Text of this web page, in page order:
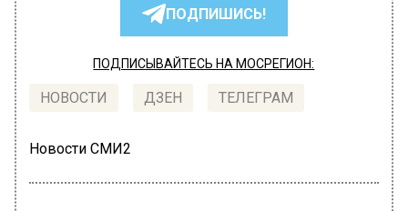
ПОДПИШИСЬ!
ПОДПИСЫВАЙТЕСЬ НА МОСРЕГИОН:
НОВОСТИ ДЗЕН ТЕЛЕГРАМ
Новости СМИ2